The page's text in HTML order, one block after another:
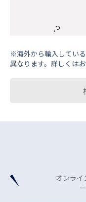
※海外から輸⼊してい
異なります。詳しくは
オンライ